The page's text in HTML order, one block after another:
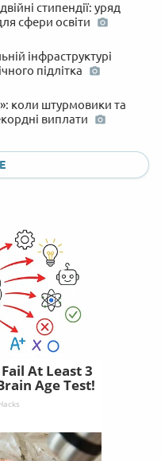
стипендії: уряд
сфери освіти
інфраструктурі
підлітка
коли штурмовики та
виплати
At Least 3
Age Test!